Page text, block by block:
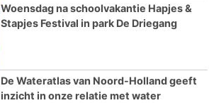
Woensdag na schoolvakantie Hapjes &
Stapjes Festival in park De Driegang
De Wateratlas van Noord-Holland geeft
inzicht in onze relatie met water